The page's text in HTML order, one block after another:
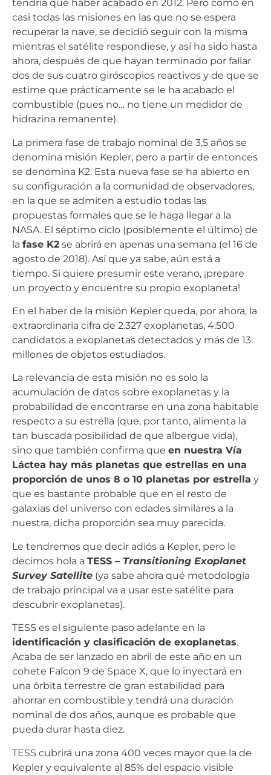
tendría que haber acabado en 2012. Pero como en
casi todas las misiones en las que no se espera
recuperar la nave, se decidió seguir con la misma
mientras el satélite respondiese, y así ha sido hasta
ahora, después de que hayan terminado por fallar
dos de sus cuatro giróscopios reactivos y de que se
estime que prácticamente se le ha acabado el
combustible (pues no… no tiene un medidor de
hidrazina remanente).
La primera fase de trabajo nominal de 3,5 años se
denomina misión Kepler, pero a partir de entonces
se denomina K2. Esta nueva fase se ha abierto en
su configuración a la comunidad de observadores,
en la que se admiten a estudio todas las
propuestas formales que se le haga llegar a la
NASA. El séptimo ciclo (posiblemente el último) de
la fase K2 se abrirá en apenas una semana (el 16 de
agosto de 2018). Así que ya sabe, aún está a
tiempo. Si quiere presumir este verano, ¡prepare
un proyecto y encuentre su propio exoplaneta!
En el haber de la misión Kepler queda, por ahora, la
extraordinaria cifra de 2.327 exoplanetas, 4.500
candidatos a exoplanetas detectados y más de 13
millones de objetos estudiados.
La relevancia de esta misión no es solo la
acumulación de datos sobre exoplanetas y la
probabilidad de encontrarse en una zona habitable
respecto a su estrella (que, por tanto, alimenta la
tan buscada posibilidad de que albergue vida),
sino que también confirma que en nuestra Vía
Láctea hay más planetas que estrellas en una
proporción de unos 8 o 10 planetas por estrella y
que es bastante probable que en el resto de
galaxias del universo con edades similares a la
nuestra, dicha proporción sea muy parecida.
Le tendremos que decir adiós a Kepler, pero le
decimos hola a TESS – Transitioning Exoplanet
Survey Satellite (ya sabe ahora qué metodología
de trabajo principal va a usar este satélite para
descubrir exoplanetas).
TESS es el siguiente paso adelante en la
identificación y clasificación de exoplanetas.
Acaba de ser lanzado en abril de este año en un
cohete Falcon 9 de Space X, que lo inyectará en
una órbita terrestre de gran estabilidad para
ahorrar en combustible y tendrá una duración
nominal de dos años, aunque es probable que
pueda durar hasta diez.
TESS cubrirá una zona 400 veces mayor que la de
Kepler y equivalente al 85% del espacio visible